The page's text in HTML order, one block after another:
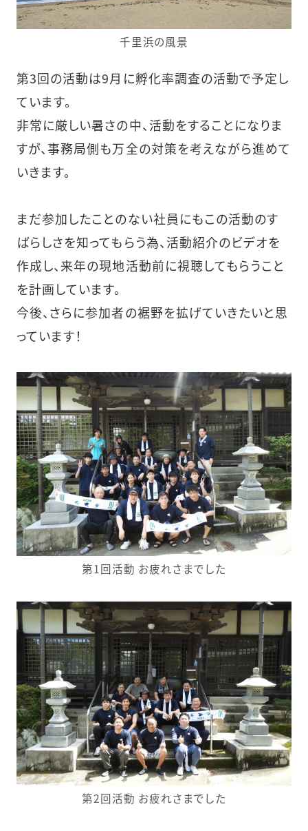
千里浜の風景
第3回の活動は9月に孵化率調査の活動で予定し
ています。
非常に厳しい暑さの中、活動をすることになりま
すが、事務局側も万全の対策を考えながら進めて
いきます。
まだ参加したことのない社員にもこの活動のす
ばらしさを知ってもらう為、活動紹介のビデオを
作成し、来年の現地活動前に視聴してもらうこと
を計画しています。
今後、さらに参加者の裾野を拡げていきたいと思
っています！
第1回活動 お疲れさまでした
第2回活動 お疲れさまでした